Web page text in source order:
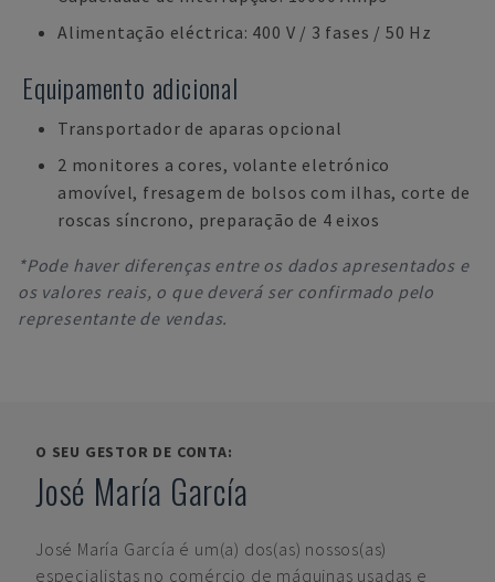
Alimentação eléctrica: 400 V / 3 fases / 50 Hz
Equipamento adicional
Transportador de aparas opcional
2 monitores a cores, volante eletrónico
amovível, fresagem de bolsos com ilhas, corte de
roscas síncrono, preparação de 4 eixos
*Pode haver diferenças entre os dados apresentados e
os valores reais, o que deverá ser confirmado pelo
representante de vendas.
O SEU GESTOR DE CONTA:
José María García
José María García é um(a) dos(as) nossos(as)
especialistas no comércio de máquinas usadas e